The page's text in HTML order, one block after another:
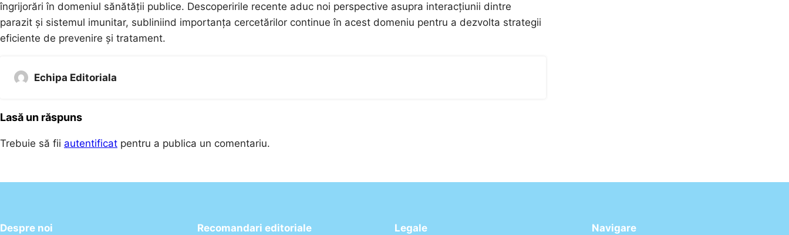
îngrijorări în domeniul sănătății publice. Descoperirile recente aduc noi perspective asupra interacțiunii dintre
parazit și sistemul imunitar, subliniind importanța cercetărilor continue în acest domeniu pentru a dezvolta strategii
eficiente de prevenire și tratament.
Echipa Editoriala
Lasă un răspuns
Trebuie să fii autentificat pentru a publica un comentariu.
Despre noi Recomandari editoriale Legale Navigare